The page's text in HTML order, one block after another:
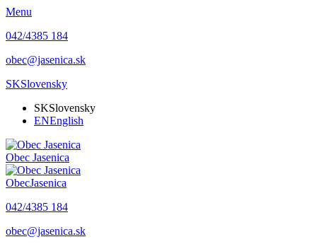
Menu
042/4385 184
obec@jasenica.sk
SKSlovensky
SKSlovensky
ENEnglish
Obec Jasenica
ObecJasenica
042/4385 184
obec@jasenica.sk